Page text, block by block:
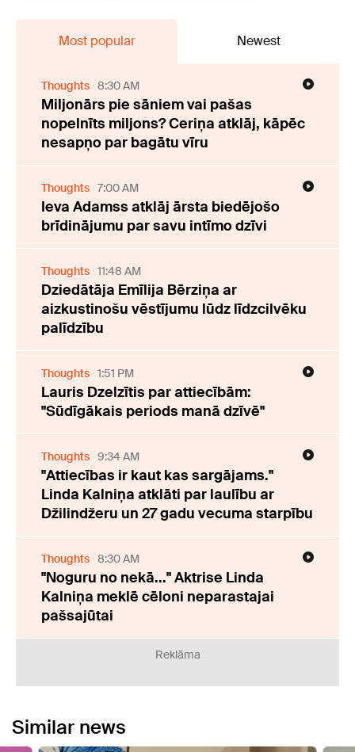
Most popular Newest
Thoughts 8:30 AM
Miljonārs pie sāniem vai pašas
nopelnīts miljons? Ceriņa atklāj, kāpēc
nesapņo par bagātu vīru
Thoughts 7:00 AM
Ieva Adamss atklāj ārsta biedējošo
brīdinājumu par savu intīmo dzīvi
Thoughts 11:48 AM
Dziedātāja Emīlija Bērziņa ar
aizkustinošu vēstījumu lūdz līdzcilvēku
palīdzību
Thoughts 1:51 PM
Lauris Dzelzītis par attiecībām:
"Sūdīgākais periods manā dzīvē"
Thoughts 9:34 AM
"Attiecības ir kaut kas sargājams."
Linda Kalniņa atklāti par laulību ar
Džilindžeru un 27 gadu vecuma starpību
Thoughts 8:30 AM
"Noguru no nekā..." Aktrise Linda
Kalniņa meklē cēloni neparastajai
pašsajūtai
Reklāma
Similar news